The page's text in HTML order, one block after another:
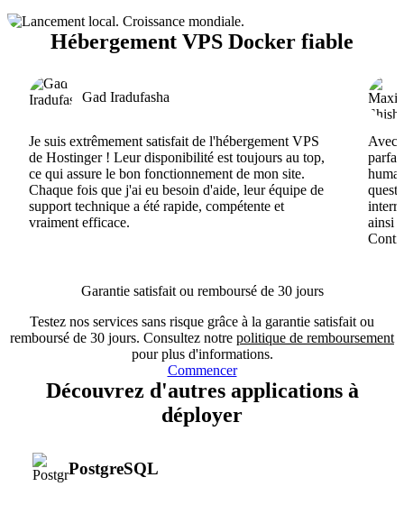
Hébergement VPS Docker fiable
Gad Iradufasha
Je suis extrêmement satisfait de l'hébergement VPS
de Hostinger ! Leur disponibilité est toujours au top,
ce qui assure le bon fonctionnement de mon site.
Chaque fois que j'ai eu besoin d'aide, leur équipe de
support technique a été rapide, compétente et
vraiment efficace.
Avec
ainsi
Garantie satisfait ou remboursé de 30 jours
Testez nos services sans risque grâce à la garantie satisfait ou
remboursé de 30 jours. Consultez notre politique de remboursement
pour plus d'informations.
Commencer
Découvrez d'autres applications à
déployer
PostgreSQL